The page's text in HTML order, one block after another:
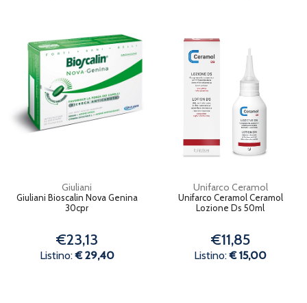
Giuliani
Giuliani Bioscalin Nova Genina
30cpr
€23,13
Listino:€ 29,40
Unifarco Ceramol
Unifarco Ceramol Ceramol
Lozione Ds 50ml
€11,85
Listino:€ 15,00